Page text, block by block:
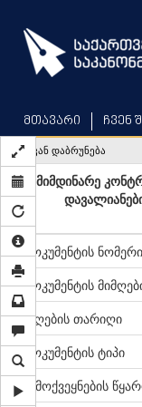
main
content
მთავარი ჩვენ
უკან დაბრუნება
მიმდინარე
დოკუმენტის ნომერი
დოკუმენტის
მიღების თარიღი
დოკუმენტის ტიპი
გამოქვეყნების